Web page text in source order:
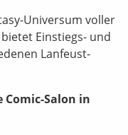
Universum voller
Einstiegs- und
Lanfeust-
Comic-Salon in